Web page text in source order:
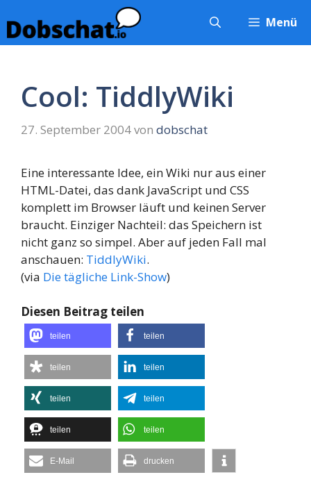
Inhalt
springen
Menü
Cool: TiddlyWiki
27. September 2004von dobschat
Eine interessante Idee, ein Wiki nur aus einer
HTML-Datei, das dank JavaScript und CSS
komplett im Browser läuft und keinen Server
braucht. Einziger Nachteil: das Speichern ist
nicht ganz so simpel. Aber auf jeden Fall mal
anschauen: TiddlyWiki.
(via Die tägliche Link-Show)
Diesen Beitrag teilen
teilen teilen
teilen teilen
teilen teilen
teilen teilen
E-Mail drucken